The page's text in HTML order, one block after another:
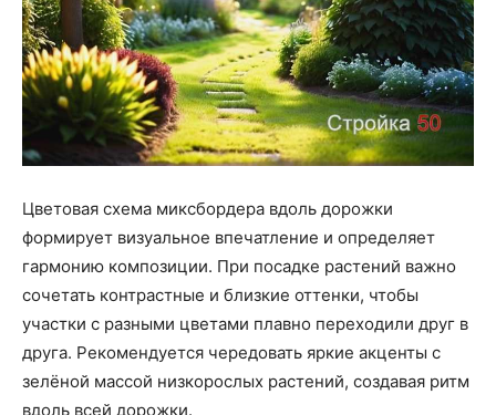
Цветовая схема миксбордера вдоль дорожки
формирует визуальное впечатление и определяет
гармонию композиции. При посадке растений важно
сочетать контрастные и близкие оттенки, чтобы
участки с разными цветами плавно переходили друг в
друга. Рекомендуется чередовать яркие акценты с
зелёной массой низкорослых растений, создавая ритм
вдоль всей дорожки.